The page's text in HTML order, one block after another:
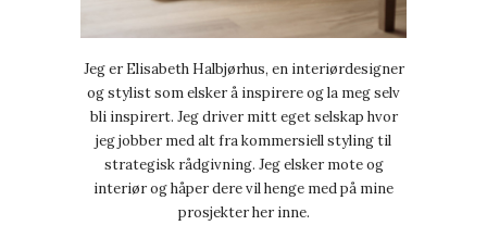
Jeg er Elisabeth Halbjørhus, en interiørdesigner
og stylist som elsker å inspirere og la meg selv
bli inspirert. Jeg driver mitt eget selskap hvor
jeg jobber med alt fra kommersiell styling til
strategisk rådgivning. Jeg elsker mote og
interiør og håper dere vil henge med på mine
prosjekter her inne.